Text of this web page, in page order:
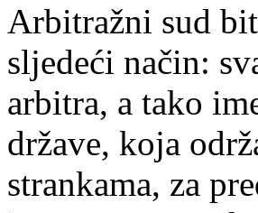
Arbitražni sud
sljedeći način:
arbitra, a tako
države, koja
strankama, za